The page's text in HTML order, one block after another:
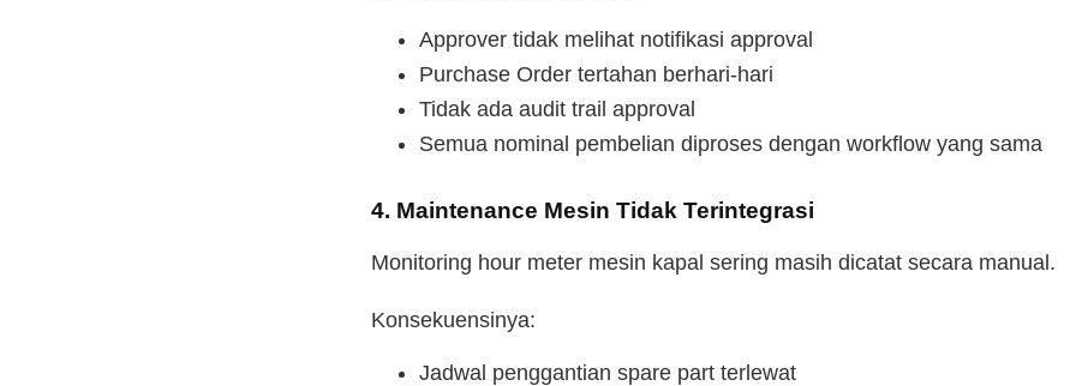
Approver tidak melihat notifikasi approval
Purchase Order tertahan berhari-hari
Tidak ada audit trail approval
Semua nominal pembelian diproses dengan workflow yang sama
4. Maintenance Mesin Tidak Terintegrasi
Monitoring hour meter mesin kapal sering masih dicatat secara manual.
Konsekuensinya:
Jadwal penggantian spare part terlewat